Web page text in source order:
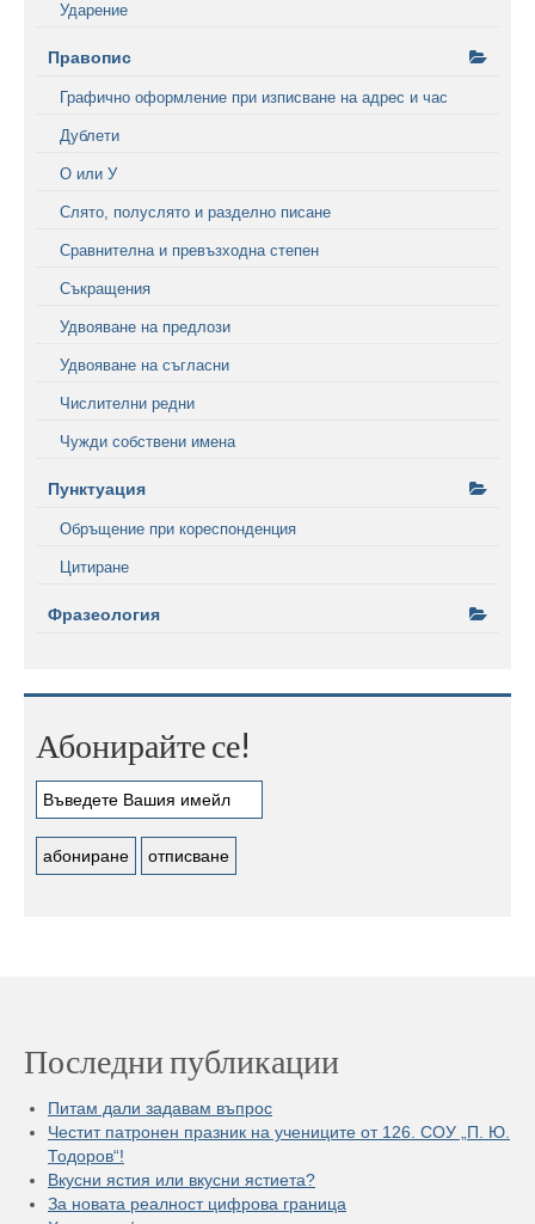
Ударение
Правопис
Графично оформление при изписване на адрес и час
Дублети
О или У
Слято, полуслято и разделно писане
Сравнителна и превъзходна степен
Съкращения
Удвояване на предлози
Удвояване на съгласни
Числителни редни
Чужди собствени имена
Пунктуация
Обръщение при кореспонденция
Цитиране
Фразеология
Абонирайте се!
Последни публикации
Питам дали задавам въпрос
Честит патронен празник на учениците от 126. СОУ „П. Ю.
Тодоров“!
Вкусни ястия или вкусни ястиета?
За новата реалност цифрова граница